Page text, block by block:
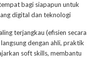
bagi siapapun untuk
digital dan teknologi
terjangkau (efisien secara
dengan ahli, praktik
soft skills, membantu